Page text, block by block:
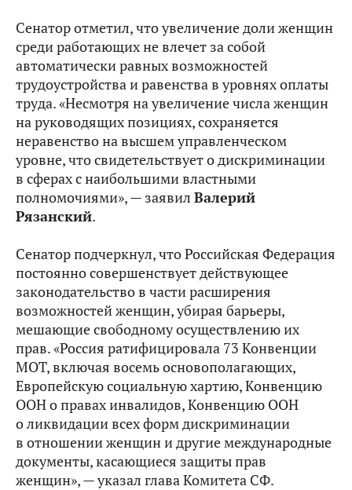
Сенатор отметил, что увеличение доли женщин
среди работающих не влечет за собой
автоматически равных возможностей
трудоустройства и равенства в уровнях оплаты
труда. «Несмотря на увеличение числа женщин
на руководящих позициях, сохраняется
неравенство на высшем управленческом
уровне, что свидетельствует о дискриминации
в сферах с наибольшими властными
полномочиями», — заявил Валерий
Рязанский.
Сенатор подчеркнул, что Российская Федерация
постоянно совершенствует действующее
законодательство в части расширения
возможностей женщин, убирая барьеры,
мешающие свободному осуществлению их
прав. «Россия ратифицировала 73 Конвенции
МОТ, включая восемь основополагающих,
Европейскую социальную хартию, Конвенцию
ООН о правах инвалидов, Конвенцию ООН
о ликвидации всех форм дискриминации
в отношении женщин и другие международные
документы, касающиеся защиты прав
женщин», — указал глава Комитета СФ.